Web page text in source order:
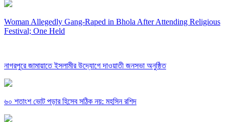
Woman Allegedly Gang-Raped in Bhola After Attending Religious
Festival; One Held
নাগরপুরে জামায়াতে ইসলামীর উদ্যোগে দাওয়াতী জনসভা অনুষ্ঠিত
৬০ শতাংশ ভোট পড়ার হিসেব সঠিক নয়: মহসিন রশিদ